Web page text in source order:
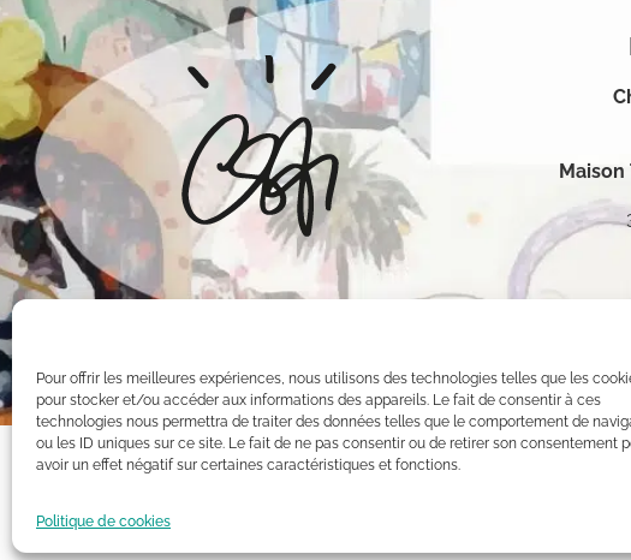
Pour offrir les meilleures expériences, nous utilisons des technologies telles que les
pour stocker et/ou accéder aux informations des appareils. Le fait de consentir à ces
technologies nous permettra de traiter des données telles que le comportement de
ou les ID uniques sur ce site. Le fait de ne pas consentir ou de retirer son consentement
avoir un effet négatif sur certaines caractéristiques et fonctions.
Politique de cookies
Toutes les oeuvres présentées sur ce site appartiennent exclusivement à